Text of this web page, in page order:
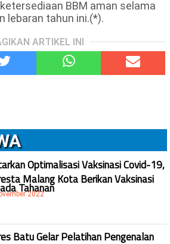
BBM aman selama
lebaran tahun ini.(*).
ARTIKEL INI
Optimalisasi Vaksinasi Covid-19,
Malang Kota Berikan Vaksinasi
Tahanan
2022
Batu Gelar Pelatihan Pengenalan